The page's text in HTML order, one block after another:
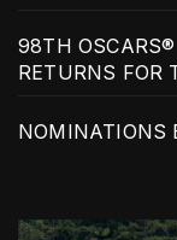
98TH
RETURNS FOR
NOMINATIONS